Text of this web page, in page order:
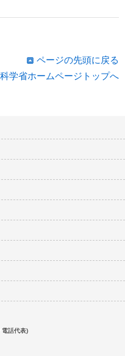
ページの先頭に戻る
学省ホームページトップへ
話代表)